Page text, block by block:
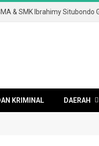
KRIMINAL DAERAH